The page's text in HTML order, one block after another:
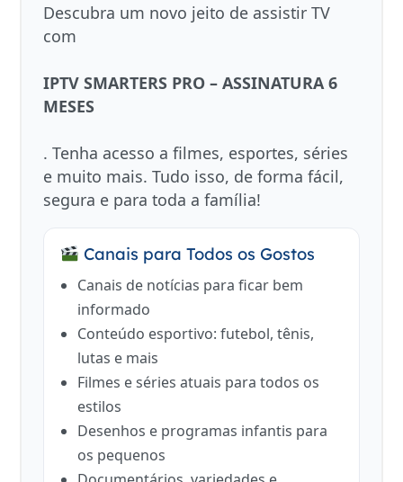
Descubra um novo jeito de assistir TV
com
IPTV SMARTERS PRO – ASSINATURA 6
MESES
. Tenha acesso a filmes, esportes, séries
e muito mais. Tudo isso, de forma fácil,
segura e para toda a família!
Canais para Todos os Gostos
Canais de notícias para ficar bem
informado
Conteúdo esportivo: futebol, tênis,
lutas e mais
Filmes e séries atuais para todos os
estilos
Desenhos e programas infantis para
os pequenos